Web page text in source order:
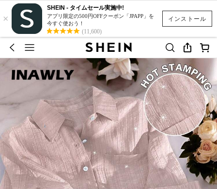
インストール
×
SHEIN - タイムセール実施中!
アプリ限定の500円OFFクーポン「JPAPP」を
今すぐ使おう！
(11,600)